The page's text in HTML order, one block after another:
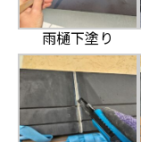
雨樋下塗り